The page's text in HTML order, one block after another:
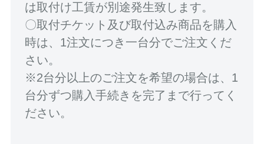
は取付け工賃が別途発生致します。
〇取付チケット及び取付込み商品を購入
時は、1注文につき一台分でご注文くだ
さい。
※2台分以上のご注文を希望の場合は、1
台分ずつ購入手続きを完了まで行ってく
ださい。